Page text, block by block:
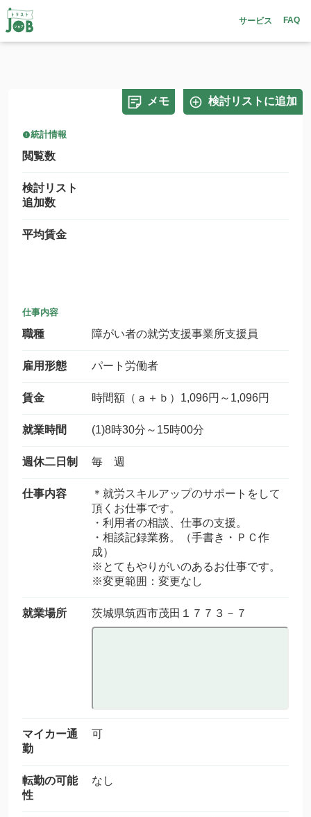
サービス FAQ
メモ 検討リストに追加
統計情報
閲覧数
検討リスト
追加数
平均賃金
仕事内容
職種 障がい者の就労支援事業所支援員
雇用形態 パート労働者
賃金 時間額（ａ＋ｂ）1,096円～1,096円
就業時間 (1)8時30分～15時00分
週休二日制 毎 週
仕事内容
＊就労スキルアップのサポートをして
頂くお仕事です。
・利用者の相談、仕事の支援。
・相談記録業務。（手書き・ＰＣ作
成）
※とてもやりがいのあるお仕事です。
※変更範囲：変更なし
就業場所 茨城県筑西市茂田１７７３－７
マイカー通
勤
可
転勤の可能
性
なし